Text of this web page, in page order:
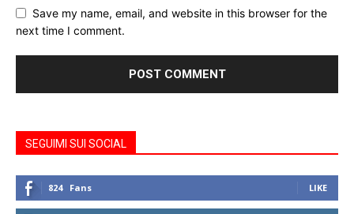
Save my name, email, and website in this browser for the
next time I comment.
SEGUIMI SUI SOCIAL
824 Fans LIKE